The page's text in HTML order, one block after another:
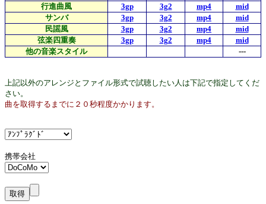
行進曲風
3gp 3g2 mp4
mid
サンバ
3gp 3g2 mp4
mid
民謡風
3gp 3g2 mp4
mid
弦楽四重奏
3gp 3g2 mp4
mid
他の音楽スタイル
---
上記以外のアレンジとファイル形式で試聴したい人は下記で指定してくだ
さい。
曲を取得するまでに２０秒程度かかります。
携帯会社